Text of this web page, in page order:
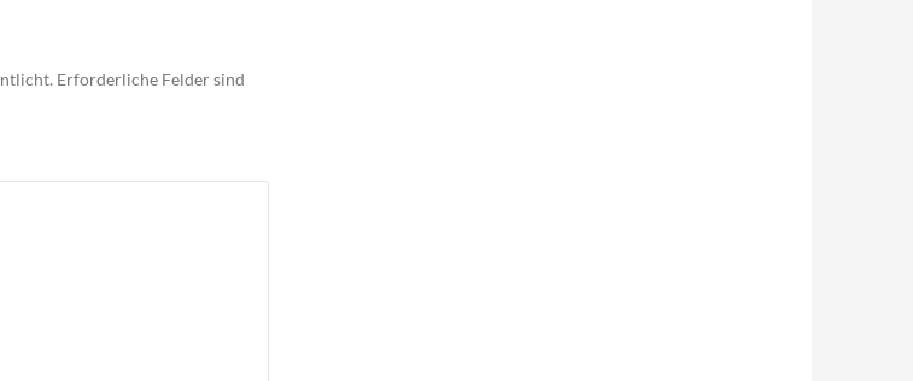
Erforderliche Felder sind